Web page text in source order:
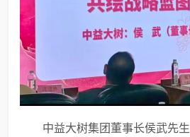
中益大树集团董事长侯武先生